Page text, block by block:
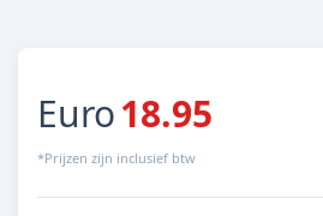
Euro18.95
*Prijzen zijn inclusief btw